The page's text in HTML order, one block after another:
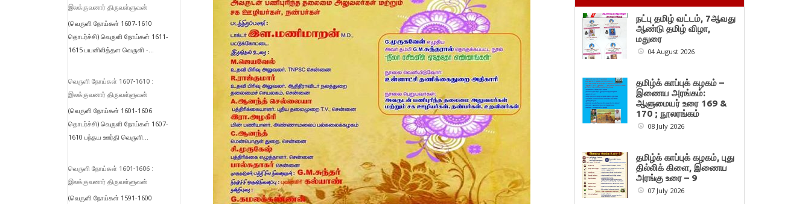
இலக்குவனார் திருவள்ளுவன்
(வெருளி நோய்கள் 1607-1610
தொடர்ச்சி) வெருளி நோய்கள் 1611-
1615 பயனிலித்தள வெருளி -...
வெருளி நோய்கள் 1607-1610 :
இலக்குவனார் திருவள்ளுவன்
(வெருளி நோய்கள் 1601-1606
தொடர்ச்சி) வெருளி நோய்கள் 1607-
1610 பந்தய ஊர்தி வெருளி...
வெருளி நோய்கள் 1601-1606 :
இலக்குவனார் திருவள்ளுவன்
(வெருளி நோய்கள் 1591-1600
நட்பு தமிழ் வட்டம், 7ஆவது
ஆண்டு தமிழ் விழா,
மதுரை
04 August 2026
தமிழ்க் காப்புக் கழகம் –
இணைய அரங்கம்:
ஆளுமையர் உரை 169 &
170 ; நூலரங்கம்
08 July 2026
தமிழ்க் காப்புக் கழகம், புது
தில்லிக் கிளை, இணைய
அரங்கு உரை – 9
07 July 2026